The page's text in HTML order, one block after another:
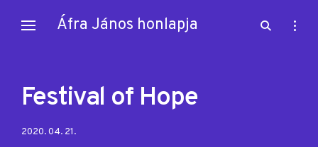
Áfra János honlapja
open
open
Festival of Hope
Posted
2020. 04. 21.